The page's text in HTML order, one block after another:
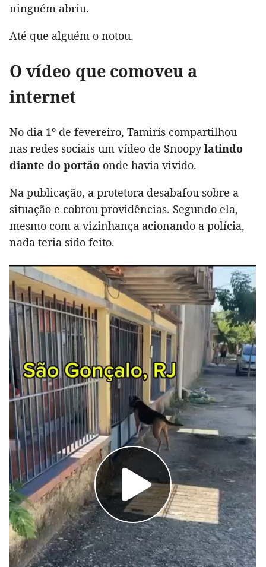
ninguém abriu.
Até que alguém o notou.
O vídeo que comoveu a
internet
No dia 1º de fevereiro, Tamiris compartilhou
nas redes sociais um vídeo de Snoopylatindo
diante do portão onde havia vivido.
Na publicação, a protetora desabafou sobre a
situação e cobrou providências. Segundo ela,
mesmo com a vizinhança acionando a polícia,
nada teria sido feito.